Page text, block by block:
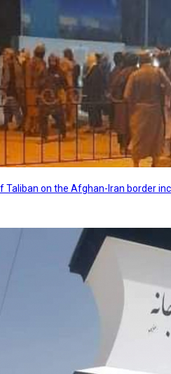
Taliban on the Afghan-Iran border